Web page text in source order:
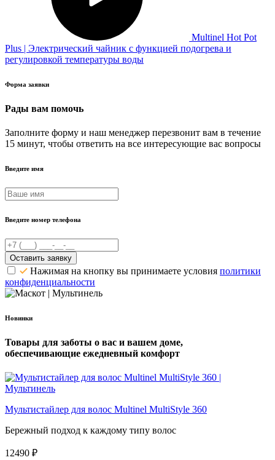
Multinel Hot Pot
Plus | Электрический чайник с функцией подогрева и
регулировкой температуры воды
Форма заявки
Рады вам помочь
Заполните форму и наш менеджер перезвонит вам в течение
15 минут, чтобы ответить на все интересующие вас вопросы
Введите имя
Введите номер телефона
Оставить заявку
Нажимая на кнопку вы принимаете условия политики
конфиденциальности
Новинки
Товары для заботы о вас и вашем доме,
обеспечивающие ежедневный комфорт
Мультистайлер для волос Multinel MultiStyle 360
Бережный подход к каждому типу волос
12490 ₽